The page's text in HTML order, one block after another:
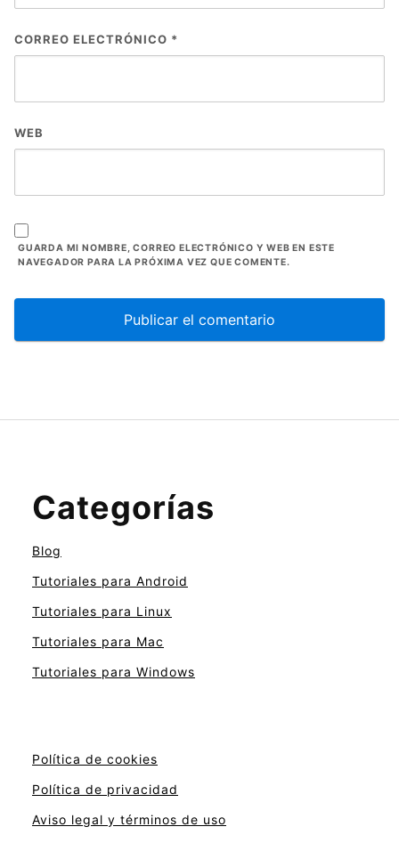
CORREO ELECTRÓNICO *
WEB
GUARDA MI NOMBRE, CORREO ELECTRÓNICO Y WEB EN ESTE
NAVEGADOR PARA LA PRÓXIMA VEZ QUE COMENTE.
Categorías
Blog
Tutoriales para Android
Tutoriales para Linux
Tutoriales para Mac
Tutoriales para Windows
Política de cookies
Política de privacidad
Aviso legal y términos de uso